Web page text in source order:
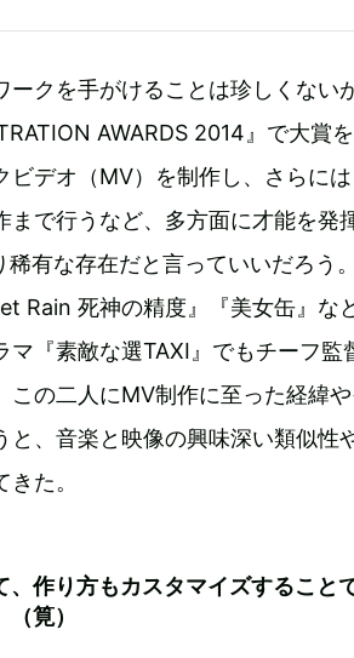
クを手がけることは珍しくない
AWARDS 2014』で大賞
デオ（MV）を制作し、さらに
で行うなど、多方面に才能を発
有な存在だと言っていいだろう
Rain 死神の精度』『美女缶』な
『素敵な選TAXI』でもチーフ監
の二人にMV制作に至った経緯
、音楽と映像の興味深い類似性
た。
作り方もカスタマイズすること
筧）